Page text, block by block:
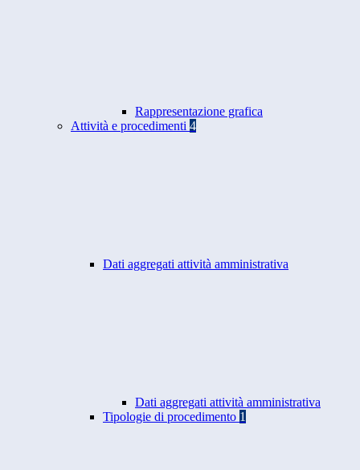
Rappresentazione grafica
Attività e procedimenti 4
Dati aggregati attività amministrativa
Dati aggregati attività amministrativa
Tipologie di procedimento 1